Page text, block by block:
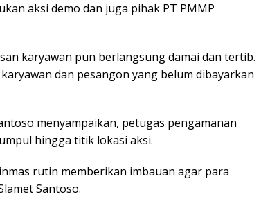
aksi demo dan juga pihak PT PMMP
karyawan pun berlangsung damai dan tertib.
dan pesangon yang belum dibayarkan
menyampaikan, petugas pengamanan
hingga titik lokasi aksi.
rutin memberikan imbauan agar para
Santoso.